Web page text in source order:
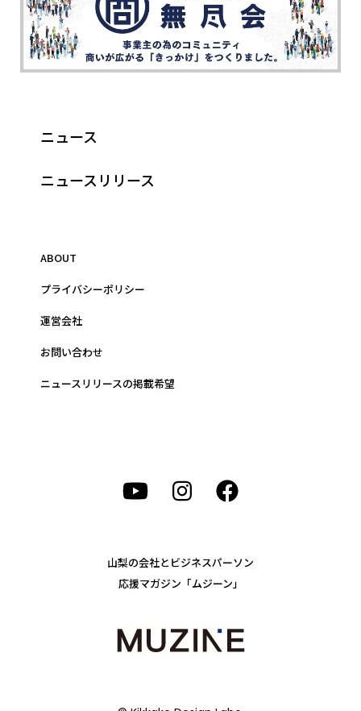
ニュース
ニュースリリース
ABOUT
プライバシーポリシー
運営会社
お問い合わせ
ニュースリリースの掲載希望
山梨の会社とビジネスパーソン
応援マガジン「ムジーン」